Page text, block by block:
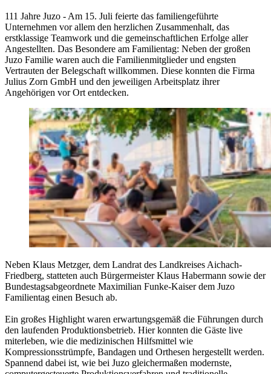
111 Jahre Juzo - Am 15. Juli feierte das familiengeführte
Unternehmen vor allem den herzlichen Zusammenhalt, das
erstklassige Teamwork und die gemeinschaftlichen Erfolge aller
Angestellten. Das Besondere am Familientag: Neben der großen
Juzo Familie waren auch die Familienmitglieder und engsten
Vertrauten der Belegschaft willkommen. Diese konnten die Firma
Julius Zorn GmbH und den jeweiligen Arbeitsplatz ihrer
Angehörigen vor Ort entdecken.
Neben Klaus Metzger, dem Landrat des Landkreises Aichach-
Friedberg, statteten auch Bürgermeister Klaus Habermann sowie der
Bundestagsabgeordnete Maximilian Funke-Kaiser dem Juzo
Familientag einen Besuch ab.
Ein großes Highlight waren erwartungsgemäß die Führungen durch
den laufenden Produktionsbetrieb. Hier konnten die Gäste live
miterleben, wie die medizinischen Hilfsmittel wie
Kompressionsstrümpfe, Bandagen und Orthesen hergestellt werden.
Spannend dabei ist, wie bei Juzo gleichermaßen modernste,